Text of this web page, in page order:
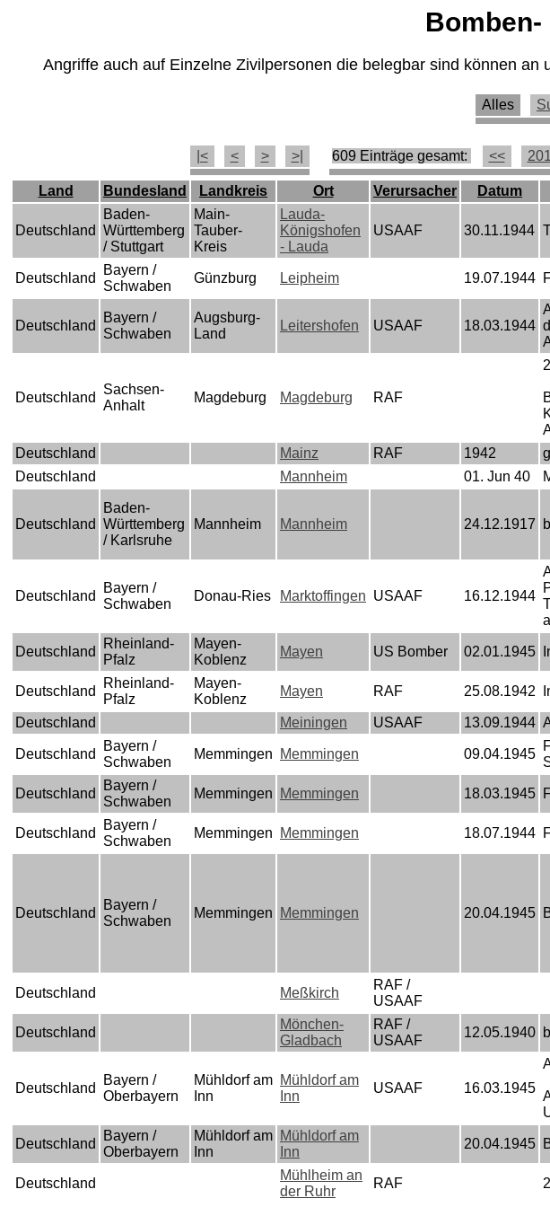
Angriffe auch auf Einzelne Zivilpersonen die belegbar sind können an
Alles
|< < > >| 609 Einträge gesamt: << 201
Land Bundesland Landkreis Ort Verursacher Datum
Deutschland
Baden-
Württemberg
/ Stuttgart
Main-
Tauber-
Kreis
Lauda-
Königshofen
- Lauda
USAAF 30.11.1944
Deutschland
Bayern /
Schwaben
Günzburg Leipheim 19.07.1944
Deutschland
Bayern /
Schwaben
Augsburg-
Land
Leitershofen USAAF 18.03.1944
Deutschland
Sachsen-
Anhalt
Magdeburg Magdeburg RAF
Deutschland Mainz RAF 1942
Deutschland
Mannheim 01. Jun 40
Deutschland
Baden-
Württemberg
/ Karlsruhe
Mannheim Mannheim 24.12.1917
Deutschland
Bayern /
Schwaben
Donau-Ries Marktoffingen USAAF 16.12.1944
Deutschland
Rheinland-
Pfalz
Mayen-
Koblenz
Mayen US Bomber 02.01.1945
Deutschland
Rheinland-
Pfalz
Mayen-
Koblenz
Mayen RAF 25.08.1942
Deutschland Meiningen USAAF 13.09.1944
Deutschland
Bayern /
Schwaben
Memmingen Memmingen 09.04.1945
Deutschland
Bayern /
Schwaben
Memmingen Memmingen 18.03.1945
Deutschland
Bayern /
Schwaben
Memmingen Memmingen 18.07.1944
Deutschland
Bayern /
Schwaben
Memmingen Memmingen 20.04.1945
Deutschland Meßkirch
RAF /
USAAF
Deutschland
Mönchen-
Gladbach
RAF /
USAAF
12.05.1940
Deutschland
Bayern /
Oberbayern
Mühldorf am
Inn
Mühldorf am
Inn
USAAF 16.03.1945
Deutschland
Bayern /
Oberbayern
Mühldorf am
Inn
Mühldorf am
Inn
20.04.1945
Deutschland
Mühlheim an
der Ruhr
RAF